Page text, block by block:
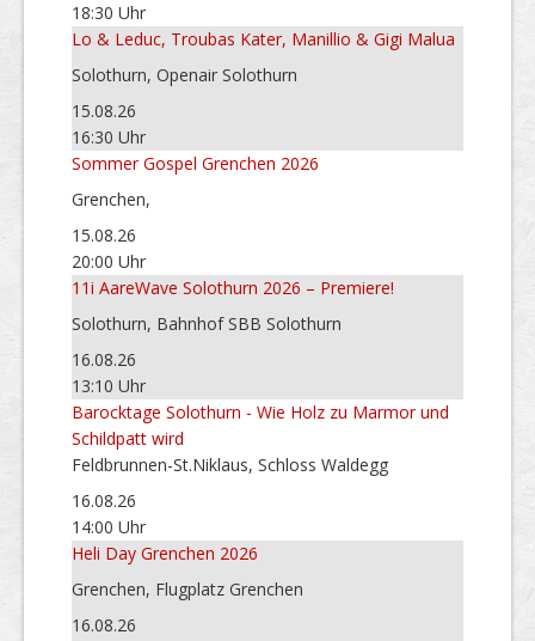
18:30 Uhr
Lo & Leduc, Troubas Kater, Manillio & Gigi Malua
Solothurn, Openair Solothurn
15.08.26
16:30 Uhr
Sommer Gospel Grenchen 2026
Grenchen,
15.08.26
20:00 Uhr
11i AareWave Solothurn 2026 – Premiere!
Solothurn, Bahnhof SBB Solothurn
16.08.26
13:10 Uhr
Barocktage Solothurn - Wie Holz zu Marmor und
Schildpatt wird
Feldbrunnen-St.Niklaus, Schloss Waldegg
16.08.26
14:00 Uhr
Heli Day Grenchen 2026
Grenchen, Flugplatz Grenchen
16.08.26